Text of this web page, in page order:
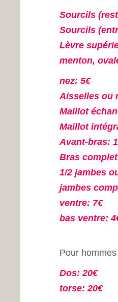
Sourcils
Sourcils
Lèvre
menton,
nez: 5€
Aisselles ou
Maillot
Maillot
Avant-bras:
Bras
1/2 jambes
jambes
ventre: 7€
bas ventre:
Pour hommes
Dos: 20€
torse: 20€